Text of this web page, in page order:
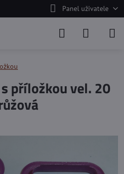
Panel uživatele
příložkou vel. 20